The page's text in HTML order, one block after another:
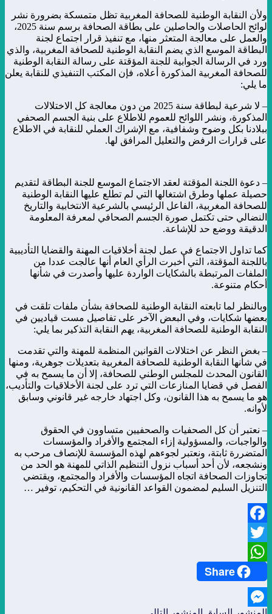
ولأن النقابة الوطنية للصحافة المغربية تظل متمسكة بضرورة نشر
لوائح الحاصلات والحاصلين على بطاقة الصحافة برسم سنة 2025،
والعمل على معالجة المتعثر منها، مع تنفيذ قرار اجتماع لجنة
البطاقة الموسع الذي يضم النقابة الوطنية للصحافة المغربية، والذي
ورد في الرسالة الجوابية للجنة المؤقتة على رسالة النقابة الوطنية
للصحافة المغربية المذكورة أعلاه، فإن المكتب التنفيذي للنقابة يعلن
ما يلي:
– لا شرعية لبطاقة سنة 2025 من دون معالجة كل الاختلالات
المذكورة، ونشر اللوائح للعموم للاطلاع على بنية الجسم الصحفي
ببلادنا بكل وضوح وشفافية، مع الإشراك العملي للنقابة في الاطلاع
على قرارات الرفض والتعليل المرافق لها.
– دعوة اللجنة المؤقتة لعقد الاجتماع الموسع للجنة البطاقة لتقديم
حصيلة عملها وطرق اشتغالها التي لم تطلع عليها النقابة الوطنية
للصحافة المغربية، الفاعل الرئيسي بالشرعية الانتخابية والتاريخ
النضالي حتى تكتمل صورة الجسم الصحافي لمعرفة المعلومة
الدقيقة ووضع حد للإشاعة.
كما تداول الاجتماع في عمل لجنة أخلاقيات المهنة والقضايا التأديبية
باللجنة المؤقتة، التي أخبرت الرأي العام أنها عالجت عددا من
الملفات المرتبطة بالشكايات الواردة عليها وأصدرت في شأنها
أحكام متنوعة.
وبالنظر لما تابعته النقابة الوطنية للصحافة بشأن ملفات تلقت في
بعضها شكايات، وفي البعض الآخر على تفاصيل مست قياديين في
النقابة الوطنية للصحافة المغربية، يهم النقابة التذكير بما يلي:
– بغض النظر عن اختلالات القوانين المنظمة للمهنة والتي تقدمت
في شأنها النقابة الوطنية للصحافة المغربية بتعديلات جوهرية، ومنها
القانون المحدث للمجلس الوطني للصحافة، إلا أن ما يسمح به في
الفصل في قضايا المنازعات التي ترد على لجنة الأخلاقيات والتأديب،
هو ما يسمح به هذا القانون، وكل اجتهاد خارجه غير قانوني وسابق
لأوانه.
– نعتبر أن كل الصحفيات والصحفيين متساوون في الحقوق
والواجبات، والمسؤولية إزاء المجتمع والأفراد والمؤسسات
المتضررة ثابتة، ونعتبر لجوءهم لهذه المؤسسة للإنصاف مرحب به
ونشجعه، لأن أحد أسباب نزول التنظيم الذاتي للمهنة هو الحد من
تجاوزات الصحافة اتجاه المؤسسات والأفراد والمجتمع، ويقتضي
التنزيل السليم لمضمون القواعد القانونية في التحكيم، توفير …
Facebook
Twitter
WhatsApp
Share